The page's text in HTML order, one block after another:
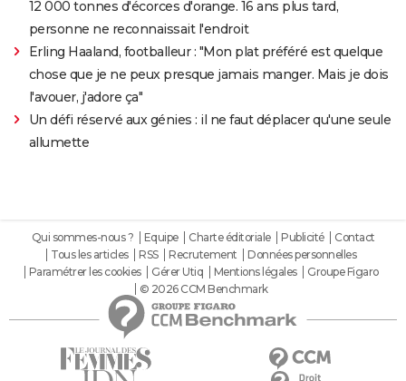
12 000 tonnes d'écorces d'orange. 16 ans plus tard,
personne ne reconnaissait l'endroit
Erling Haaland, footballeur : "Mon plat préféré est quelque
chose que je ne peux presque jamais manger. Mais je dois
l'avouer, j'adore ça"
Un défi réservé aux génies : il ne faut déplacer qu'une seule
allumette
Qui sommes-nous ? Equipe Charte éditoriale Publicité
Contact
Tous les articles
RSS Recrutement
Données personnelles
Paramétrer les cookies
Gérer Utiq Mentions légales
Groupe Figaro
© 2026 CCM Benchmark